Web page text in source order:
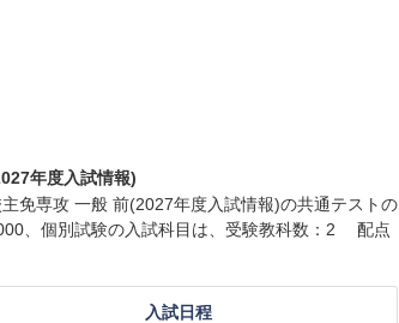
年度入試情報)
免専攻 一般 前(2027年度入試情報)の共通テストの
、個別試験の入試科目は、受験教科数：2 配点
入試日程